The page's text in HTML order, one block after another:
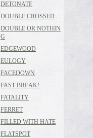
DETONATE
DOUBLE CROSSED
DOUBLE OR NOTHIN
G
EDGEWOOD
EULOGY
FACEDOWN
FAST BREAK!
FATALITY
FERRET
FILLED WITH HATE
FLATSPOT